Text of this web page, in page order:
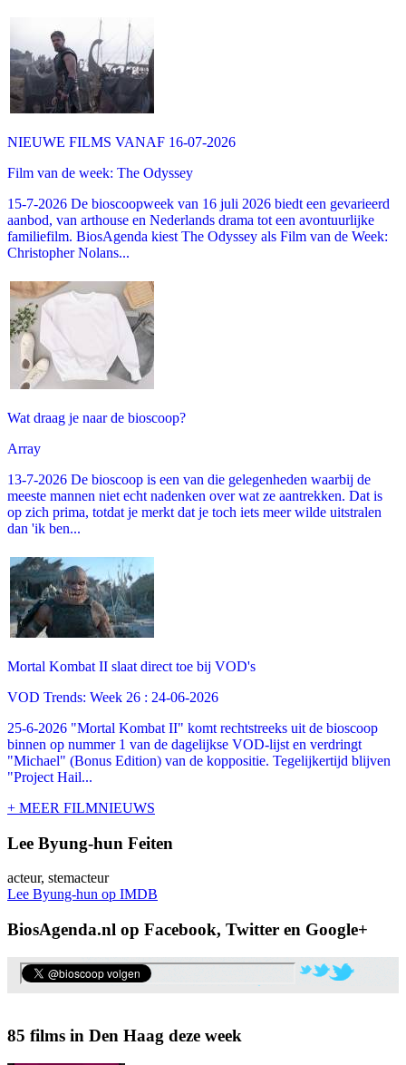
NIEUWE FILMS VANAF 16-07-2026
Film van de week: The Odyssey
15-7-2026 De bioscoopweek van 16 juli 2026 biedt een gevarieerd
aanbod, van arthouse en Nederlands drama tot een avontuurlijke
familiefilm. BiosAgenda kiest The Odyssey als Film van de Week:
Christopher Nolans...
Wat draag je naar de bioscoop?
Array
13-7-2026 De bioscoop is een van die gelegenheden waarbij de
meeste mannen niet echt nadenken over wat ze aantrekken. Dat is
op zich prima, totdat je merkt dat je toch iets meer wilde uitstralen
dan 'ik ben...
Mortal Kombat II slaat direct toe bij VOD's
VOD Trends: Week 26 : 24-06-2026
25-6-2026 "Mortal Kombat II" komt rechtstreeks uit de bioscoop
binnen op nummer 1 van de dagelijkse VOD-lijst en verdringt
"Michael" (Bonus Edition) van de koppositie. Tegelijkertijd blijven
"Project Hail...
+ MEER FILMNIEUWS
Lee Byung-hun Feiten
acteur, stemacteur
Lee Byung-hun op IMDB
BiosAgenda.nl op Facebook, Twitter en Google+
85 films in Den Haag deze week